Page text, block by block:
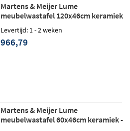
Martens & Meijer Lume
meubelwastafel 120x46cm keramiek
Levertijd: 1 - 2 weken
966,79
Martens & Meijer Lume
meubelwastafel 60x46cm keramiek -